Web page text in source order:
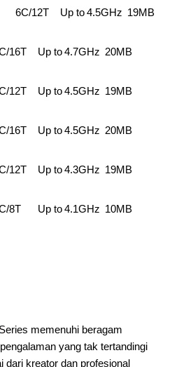
6C/12T Up to 4.5GHz 19MB
16T Up to 4.7GHz 20MB
12T Up to 4.5GHz 19MB
16T Up to 4.5GHz 20MB
12T Up to 4.3GHz 19MB
8T Up to 4.1GHz 10MB
Series memenuhi beragam
yang tak tertandingi
dari kreator dan profesional